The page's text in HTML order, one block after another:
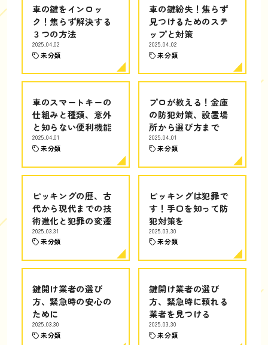
車の鍵をインロッ
ク！焦らず解決する
３つの方法
2025.04.02
未分類
車の鍵紛失！焦らず
見つけるためのステ
ップと対策
2025.04.02
未分類
車のスマートキーの
仕組みと種類、意外
と知らない便利機能
2025.04.01
未分類
プロが教える！金庫
の防犯対策、設置場
所から選び方まで
2025.04.01
未分類
ピッキングの歴、古
代から現代までの技
術進化と犯罪の変遷
2025.03.31
未分類
ピッキングは犯罪で
す！手口を知って防
犯対策を
2025.03.30
未分類
鍵開け業者の選び
方、緊急時の安心の
ために
2025.03.30
未分類
鍵開け業者の選び
方、緊急時に頼れる
業者を見つける
2025.03.30
未分類